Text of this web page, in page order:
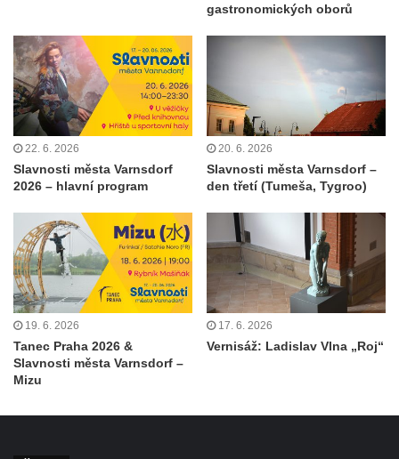
gastronomických oborů
22. 6. 2026
Slavnosti města Varnsdorf
2026 – hlavní program
20. 6. 2026
Slavnosti města Varnsdorf –
den třetí (Tumeša, Tygroo)
19. 6. 2026
Tanec Praha 2026 &
Slavnosti města Varnsdorf –
Mizu
17. 6. 2026
Vernisáž: Ladislav Vlna „Roj“